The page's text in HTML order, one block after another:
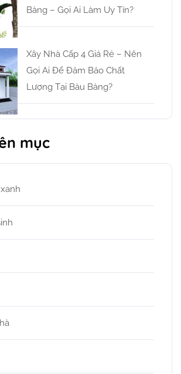
Bàng – Gọi Ai Làm Uy Tín?
Xây Nhà Cấp 4 Giá Rẻ – Nên
Gọi Ai Để Đảm Bảo Chất
Lượng Tại Bàu Bàng?
mục